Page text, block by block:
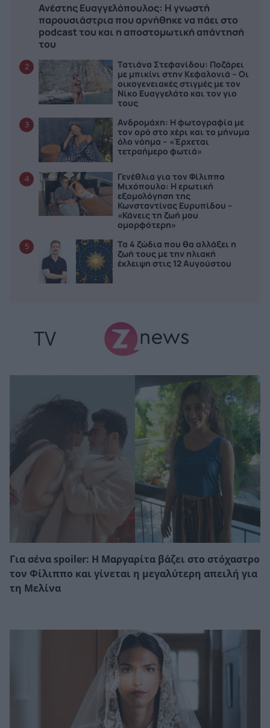
Ανέστης Ευαγγελόπουλος: Η γνωστή
παρουσιάστρια που αρνήθηκε να πάει στο
podcast του και η αποστομωτική απάντησή
του
2
Τατιάνα Στεφανίδου: Ποζάρει
με μπικίνι στην Κεφαλονιά – Οι
οικογενειακές στιγμές με τον
Νίκο Ευαγγελάτο και τον γιο
τους
3
Ανδρομάχη: Η φωτογραφία με
τον ορό στο χέρι και το μήνυμα
όλο νόημα – «Έρχεται
τετραήμερο φωτιά»
4
Γενέθλια για τον Φίλιππο
Μιχόπουλο: Η ερωτική
εξομολόγηση της
Κωνσταντίνας Ευρυπίδου –
«Κάνεις τη ζωή μου
ομορφότερη»
5
Τα 4 ζώδια που θα αλλάξει η
ζωή τους με την ηλιακή
έκλειψη στις 12 Αυγούστου
TV
Για σένα spoiler: Η Μαργαρίτα βάζει στο στόχαστρο
τον Φίλιππο και γίνεται η μεγαλύτερη απειλή για
τη Μελίνα